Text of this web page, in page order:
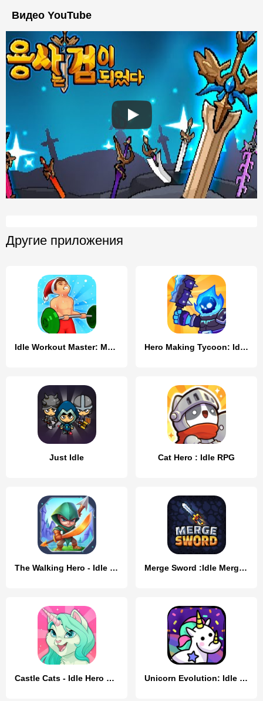
Видео YouTube
Другие приложения
Idle Workout Master: MMA hero Hero Making Tycoon: Idle Games
Just Idle Cat Hero : Idle RPG
The Walking Hero - Idle RPG Merge Sword :Idle Merged Sword
Castle Cats - Idle Hero RPG Unicorn Evolution: Idle Catch